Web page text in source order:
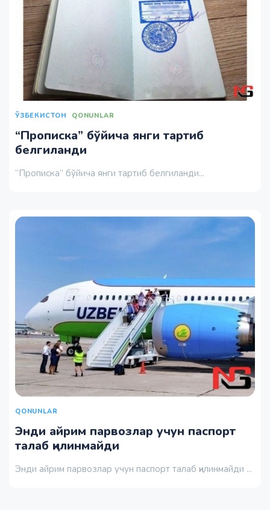
ЎЗБЕКИСТОН QONUNLAR
“Прописка” бўйича янги тартиб
белгиланди
“Прописка” бўйича янги тартиб белгиланди...
QONUNLAR
Энди айрим парвозлар учун паспорт
талаб қилинмайди
Энди айрим парвозлар учун паспорт талаб қилинмайди ...